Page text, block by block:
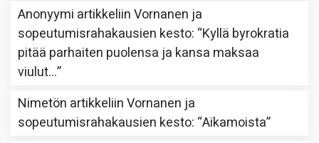
Anonyymi artikkeliinVornanen ja
sopeutumisrahakausien kesto: “Kyllä byrokratia
pitää parhaiten puolensa ja kansa maksaa
viulut…”
Nimetön artikkeliinVornanen ja
sopeutumisrahakausien kesto: “Aikamoista”